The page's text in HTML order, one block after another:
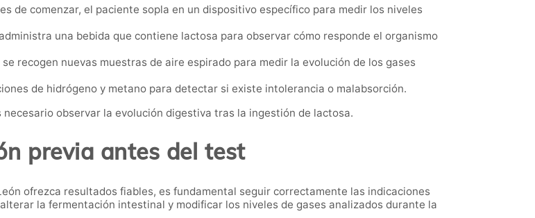
de comenzar, el paciente sopla en un dispositivo específico para medir los niveles
una bebida que contiene lactosa para observar cómo responde el organismo
recogen nuevas muestras de aire espirado para medir la evolución de los gases
de hidrógeno y metano para detectar si existe intolerancia o malabsorción.
observar la evolución digestiva tras la ingestión de lactosa.
previa antes del test
ofrezca resultados fiables, es fundamental seguir correctamente las indicaciones
la fermentación intestinal y modificar los niveles de gases analizados durante la